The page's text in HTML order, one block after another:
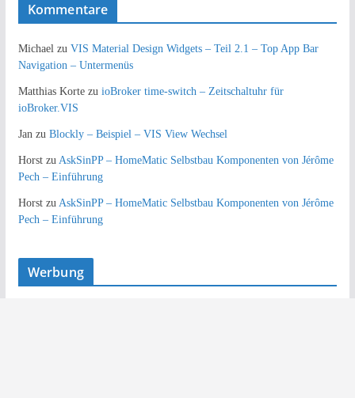
Kommentare
Michaelzu VIS Material Design Widgets – Teil 2.1 – Top App Bar
Navigation – Untermenüs
Matthias Kortezu ioBroker time-switch – Zeitschaltuhr für
ioBroker.VIS
Janzu Blockly – Beispiel – VIS View Wechsel
Horstzu AskSinPP – HomeMatic Selbstbau Komponenten von Jérôme
Pech – Einführung
Horstzu AskSinPP – HomeMatic Selbstbau Komponenten von Jérôme
Pech – Einführung
Werbung